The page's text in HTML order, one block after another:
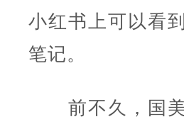
小红书上可以看
笔记。
前不久，国美